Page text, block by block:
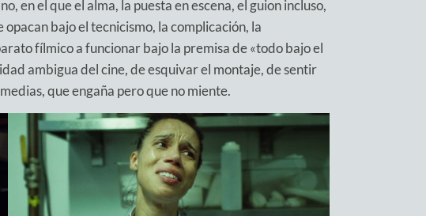
en el que el alma, la puesta en escena, el guion incluso,
bajo el tecnicismo, la complicación, la
fílmico a funcionar bajo la premisa de «todo bajo el
ambigua del cine, de esquivar el montaje, de sentir
que engaña pero que no miente.